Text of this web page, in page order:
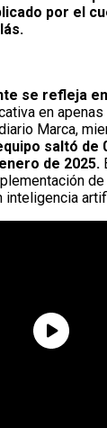
por el
se refleja
en
Marca,
saltó de
de 2025.
inteligencia